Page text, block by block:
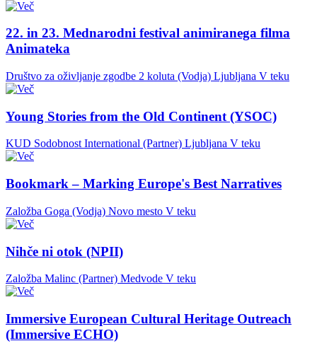
22. in 23. Mednarodni festival animiranega filma
Animateka
Društvo za oživljanje zgodbe 2 koluta (Vodja) Ljubljana V teku
Young Stories from the Old Continent (YSOC)
KUD Sodobnost International (Partner) Ljubljana V teku
Bookmark – Marking Europe's Best Narratives
Založba Goga (Vodja) Novo mesto V teku
Nihče ni otok (NPII)
Založba Malinc (Partner) Medvode V teku
Immersive European Cultural Heritage Outreach
(Immersive ECHO)